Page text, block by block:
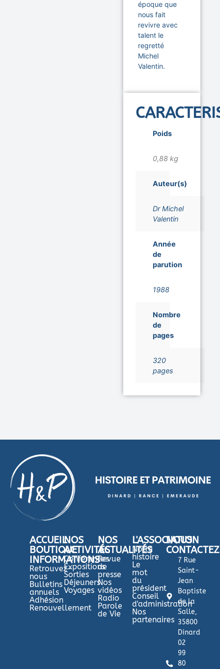
époque que
nous fait
revivre avec
talent le
regretté
Michel
Valentin.
Poids
0,88 kg
Auteur(s)
Dr Michel
Valentin
Année
de
parution
1988
Nombre
de
pages
320
pages
ACCUEIL
BOUTIQUE
INFORMATIONS
Retrouvez-
nous
Bulletins
annuels
Adhésion
Renouvellement
NOS
ACTIVITÉS
Conférences
Expositions
Sorties
Déjeuners
Voyages
NOS
ACTUALITÉS
Revue
de
presse
Nos
vidéos
Radio
Parole
de Vie
L'ASSOCIATION
Notre
histoire
Le
mot
du
président
Conseil
d'administration
Nos
partenaires
NOUS
CONTACTEZ
7 Rue
Saint-
Jean
Baptiste
de la
Salle,
35800
Dinard
02
99
80